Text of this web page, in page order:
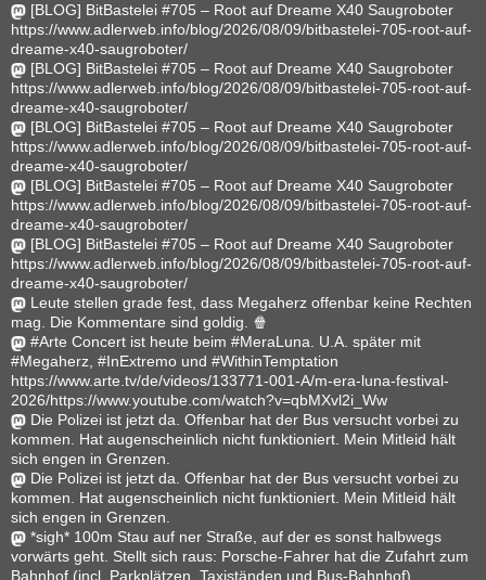
[BLOG] BitBastelei #705 – Root auf Dreame X40 Saugroboter
https://www.adlerweb.info/blog/2026/08/09/bitbastelei-705-root-auf-
dreame-x40-saugroboter/
[BLOG] BitBastelei #705 – Root auf Dreame X40 Saugroboter
https://www.adlerweb.info/blog/2026/08/09/bitbastelei-705-root-auf-
dreame-x40-saugroboter/
[BLOG] BitBastelei #705 – Root auf Dreame X40 Saugroboter
https://www.adlerweb.info/blog/2026/08/09/bitbastelei-705-root-auf-
dreame-x40-saugroboter/
[BLOG] BitBastelei #705 – Root auf Dreame X40 Saugroboter
https://www.adlerweb.info/blog/2026/08/09/bitbastelei-705-root-auf-
dreame-x40-saugroboter/
[BLOG] BitBastelei #705 – Root auf Dreame X40 Saugroboter
https://www.adlerweb.info/blog/2026/08/09/bitbastelei-705-root-auf-
dreame-x40-saugroboter/
Leute stellen grade fest, dass Megaherz offenbar keine Rechten
mag. Die Kommentare sind goldig. 🍿
#Arte Concert ist heute beim #MeraLuna. U.A. später mit
#Megaherz, #InExtremo und #WithinTemptation
https://www.arte.tv/de/videos/133771-001-A/m-era-luna-festival-
2026/https://www.youtube.com/watch?v=qbMXvl2i_Ww
Die Polizei ist jetzt da. Offenbar hat der Bus versucht vorbei zu
kommen. Hat augenscheinlich nicht funktioniert. Mein Mitleid hält
sich engen in Grenzen.
Die Polizei ist jetzt da. Offenbar hat der Bus versucht vorbei zu
kommen. Hat augenscheinlich nicht funktioniert. Mein Mitleid hält
sich engen in Grenzen.
*sigh* 100m Stau auf ner Straße, auf der es sonst halbwegs
vorwärts geht. Stellt sich raus: Porsche-Fahrer hat die Zufahrt zum
Bahnhof (incl. Parkplätzen, Taxiständen und Bus-Bahnhof)